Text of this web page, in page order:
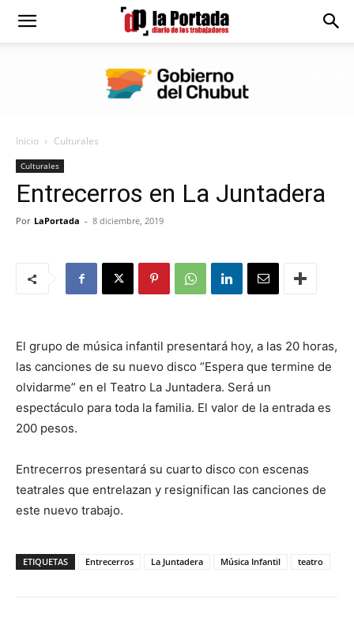
Diario
Portada
Inicio Culturales
Culturales
Entrecerros en La Juntadera
Por LaPortada - 8 diciembre, 2019
El grupo de música infantil presentará hoy, a las 20 horas,
las canciones de su nuevo disco “Espera que termine de
olvidarme” en el Teatro La Juntadera. Será un
espectáculo para toda la familia. El valor de la entrada es
200 pesos.
Entrecerros presentará su cuarto disco con escenas
teatrales que entrelazan y resignifican las canciones de
este nuevo trabajo.
ETIQUETAS Entrecerros La Juntadera Música Infantil teatro